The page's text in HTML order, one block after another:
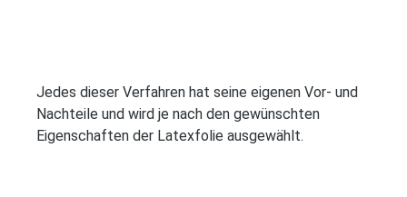
Jedes dieser Verfahren hat seine eigenen Vor- und
Nachteile und wird je nach den gewünschten
Eigenschaften der Latexfolie ausgewählt.